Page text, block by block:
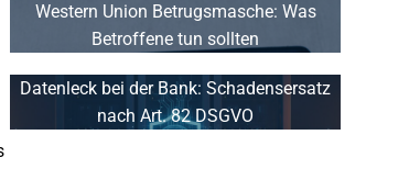
Western Union Betrugsmasche: Was
Betroffene tun sollten
Datenleck bei der Bank: Schadensersatz
nach Art. 82 DSGVO